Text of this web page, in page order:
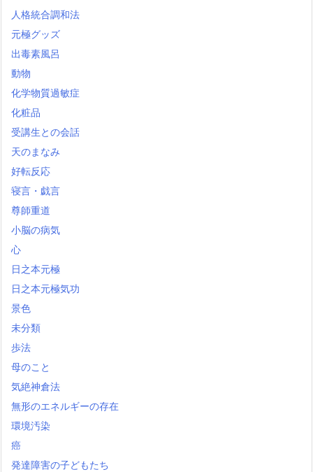
人格統合調和法
元極グッズ
出毒素風呂
動物
化学物質過敏症
化粧品
受講生との会話
天のまなみ
好転反応
寝言・戯言
尊師重道
小脳の病気
心
日之本元極
日之本元極気功
景色
未分類
歩法
母のこと
気絶神倉法
無形のエネルギーの存在
環境汚染
癌
発達障害の子どもたち